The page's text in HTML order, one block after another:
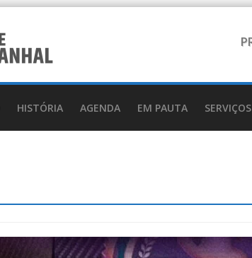
HISTÓRIA AGENDA EM PAUTA SERVIÇOS